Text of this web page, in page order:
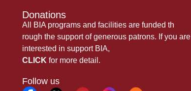
Donations
All BIA programs and facilities are funded th
rough the support of generous patrons. If you are
interested in support BIA,
CLICK for more detail.
Follow us